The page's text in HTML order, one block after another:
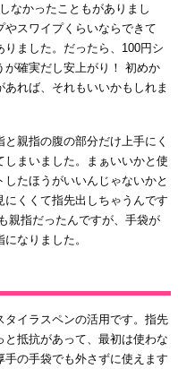
なかったこともがありまし
スワイプくらいならできて
ました。だったら、100円シ
が確実だし安上がり！ 初めか
れば、それもいいかもしれま
親指の腹の部分だけ上手にく
まいました。まぁいいかと使
たほうがいいんじゃないかと
くくて指先出しちゃうんです
親指だったんですが、手袋が
なりました。
イラスペンの活用です。指先
抵抗があって、最初は使わな
の手袋でも外さずに使えます